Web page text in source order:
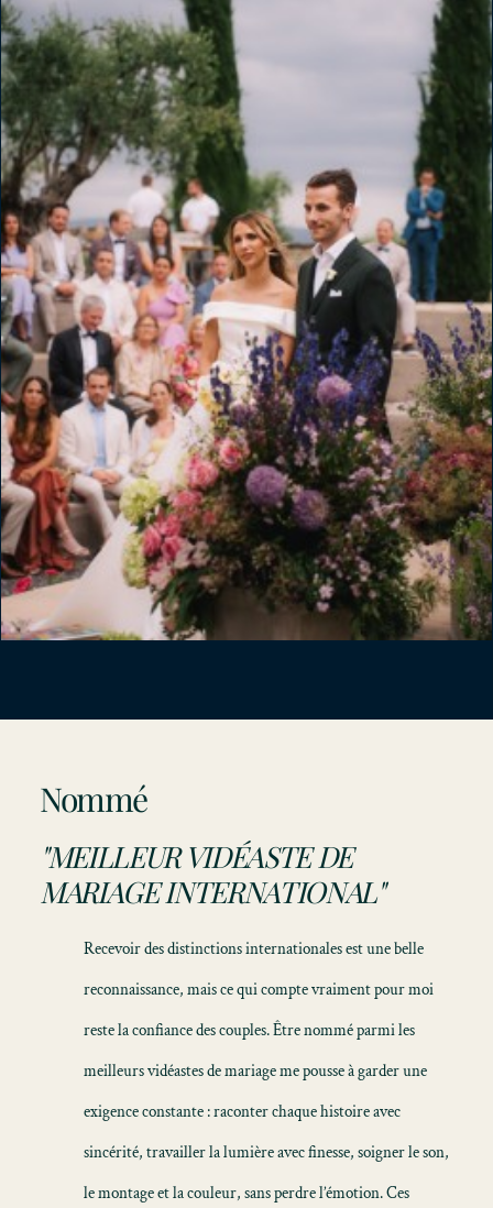
Nommé
"MEILLEUR VIDÉASTE DE
MARIAGE INTERNATIONAL"
Recevoir des distinctions internationales est une belle
reconnaissance, mais ce qui compte vraiment pour moi
reste la confiance des couples. Être nommé parmi les
meilleurs vidéastes de mariage me pousse à garder une
exigence constante : raconter chaque histoire avec
sincérité, travailler la lumière avec finesse, soigner le son,
le montage et la couleur, sans perdre l’émotion. Ces